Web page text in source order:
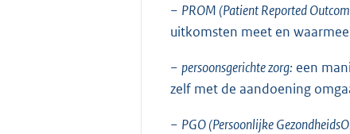
− PROM (Patient Reported
uitkomsten meet en
− persoonsgerichte zorg: een
zelf met de aandoening
− PGO (Persoonlijke